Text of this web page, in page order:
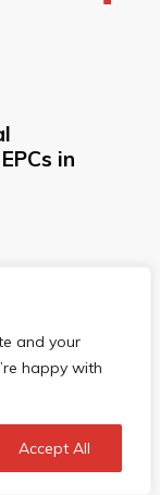
and your
happy with
Accept All
in